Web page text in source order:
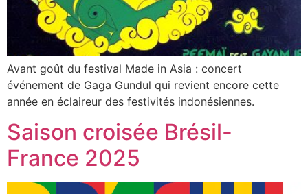
Avant goût du festival Made in Asia : concert
événement de Gaga Gundul qui revient encore cette
année en éclaireur des festivités indonésiennes.
Saison croisée Brésil-
France 2025